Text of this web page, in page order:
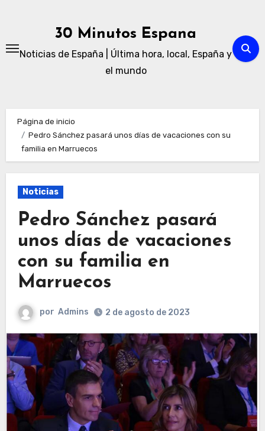
30 Minutos Espana
Noticias de España | Última hora, local, España y
el mundo
Página de inicio
Pedro Sánchez pasará unos días de vacaciones con su
familia en Marruecos
Noticias
Pedro Sánchez pasará
unos días de vacaciones
con su familia en
Marruecos
por Admins 2 de agosto de 2023